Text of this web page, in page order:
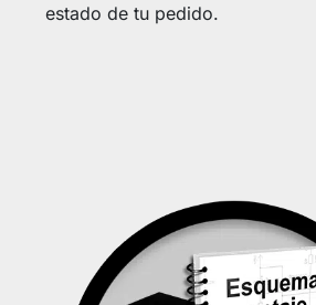
estado de tu pedido.